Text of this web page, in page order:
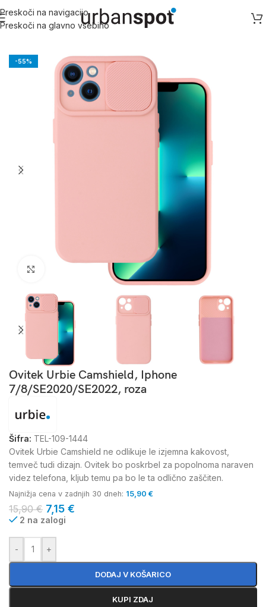
Preskoči na navigacijo
Preskoči na glavno vsebino
Domov/Apple/Ostale iPhone serije iPhone SE (2020)
-55%
Kliknite za povečavo
Ovitek Urbie Camshield, Iphone
7/8/SE2020/SE2022, roza
Šifra: TEL-109-1444
Ovitek Urbie Camshield ne odlikuje le izjemna kakovost,
temveč tudi dizajn. Ovitek bo poskrbel za popolnoma naraven
videz telefona, kljub temu pa bo le ta odlično zaščiten.
Najnižja cena v zadnjih 30 dneh: 15,90 €
15,90€ 7,15 €
2 na zalogi
- +
DODAJ V KOŠARICO
KUPI ZDAJ